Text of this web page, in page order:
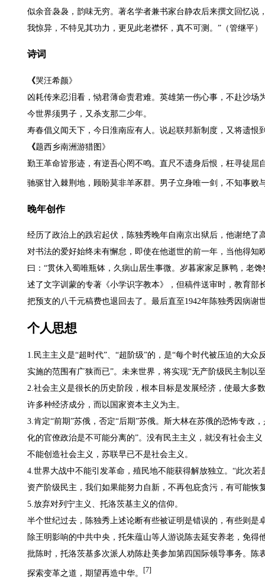
似余音袅袅，韵味无穷。著名学者兼书家台静农后来撰文回忆
我惊异，不特见其功力，更见此老襟怀，真不可测。”（管继平）
诗词
《哭汪希颜》
凶耗传来忍泪看，恸君薄命责君难。英雄第一伤心事，不赴沙场
今世界须男子，又杀支那二少年。
寿春倡义闻天下，今日淮南应有人。说起联邦新制度，又将遗恨
《题西乡南洲游猎图》
勤王革命皆形迹，有逆吾心罔不鸣。直尺不遗身后恨，枉寻徒屈
驰驱甘入棘荆地，顾盼莫非羊豕群。男子立身唯一剑，不知事败
晚年创作
经历了政治上的跌宕起伏，陈独秀晚年自南京出狱后，他谢绝
对书法的爱好始终未有懈怠，即使在他逝世的前一年，当他得知
曰：“贯休入蜀唯瓶钵，久病山居生事微。岁暮家家足豚鸭，老
述了文字训蒙的专著《小学识字教本》，但稿件送审时，教育
把预支的八千元稿费也退回去了。最后直至1942年陈独秀因病
个人思想
1.民主主义是“超时代”、“超阶级”的，是“每个时代被压迫的大
实施的范围有广狭而已”。未来世界，将实现“无产阶级民主制以
2.社会主义是很长的历史阶段，根本目标是发展经济，使最大多
许多种经济成分，而以国家资本主义为主。
3.肯定“前期”苏俄，否定“后期”苏俄。斯大林在苏俄的恐怖专政
化的官僚政治是不可能分离的”。没有民主主义，就没有社会主
不能创造社会主义，苏联早已不是社会主义。
4.世界大战中不能引发革命，殖民地不能获得解放独立。“此次
资产阶级民主，我们如果能努力自新，不再包庇贪污，有可能
5.放弃对列宁主义、托洛茨基主义的信仰。
半个世纪过去，陈独秀上述论断有些被证明是错误的，有些则
除王明影响的中共中央，托朱蕴山等人游说陈去延安养老，免得
批陈时，托洛茨基多次派人劝陈赴美参加第四国际领导事务。
探索变革之道，期望再造中华。 [7]